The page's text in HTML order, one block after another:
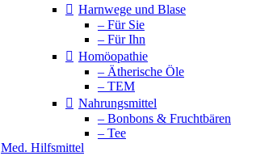
Harnwege und Blase
– Für Sie
– Für Ihn
Homöopathie
– Ätherische Öle
– TEM
Nahrungsmittel
– Bonbons & Fruchtbären
– Tee
Med. Hilfsmittel